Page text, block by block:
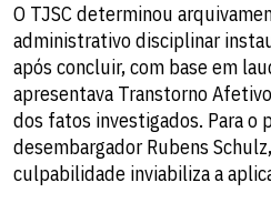
O TJSC determinou
administrativo disciplinar
após concluir, com base em
apresentava Transtorno
dos fatos investigados. Para o
desembargador Rubens
culpabilidade inviabiliza a